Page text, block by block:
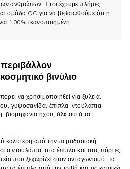
ανθρώπων. Έτσι έχουμε πλήρες
ομάδα QC για να βεβαιωθούμε ότι η
100% ικανοποιημένη
βινύλιο
να χρησιμοποιηθεί για ξυλεία,
γυψοσανίδα, έπιπλα, ντουλάπια,
βιομηχανία ήχου, όλα αυτά τα
καλύτερη από την παραδοσιακή
ντουλάπια, στα έπιπλα και στις πόρτες
που ξεχωρίζει στον ανταγωνισμό. Τα